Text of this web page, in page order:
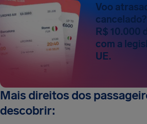
Voo
cancelado?
R$ 10.000
com a
UE.
Mais direitos dos
descobrir: